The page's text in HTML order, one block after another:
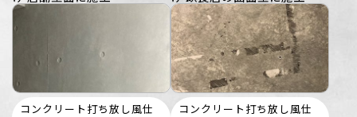
コンクリート打ち放し風仕
コンクリート打ち放し風仕